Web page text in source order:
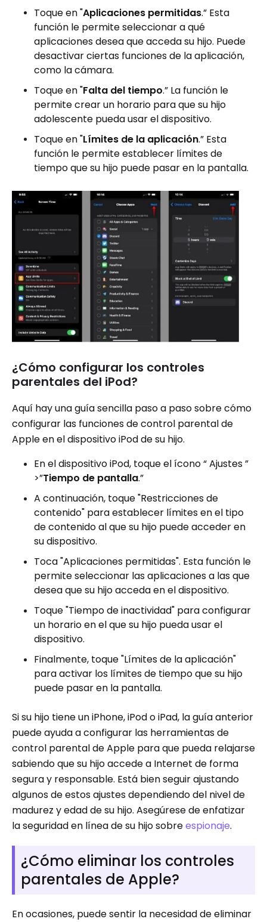
Toque en "Aplicaciones permitidas.” Esta
función le permite seleccionar a qué
aplicaciones desea que acceda su hijo. Puede
desactivar ciertas funciones de la aplicación,
como la cámara.
Toque en "Falta del tiempo.” La función le
permite crear un horario para que su hijo
adolescente pueda usar el dispositivo.
Toque en "Límites de la aplicación.” Esta
función le permite establecer límites de
tiempo que su hijo puede pasar en la pantalla.
¿Cómo configurar los controles
parentales del iPod?
Aquí hay una guía sencilla paso a paso sobre cómo
configurar las funciones de control parental de
Apple en el dispositivo iPod de su hijo.
En el dispositivo iPod, toque el ícono “ Ajustes ”
>”Tiempo de pantalla.”
A continuación, toque "Restricciones de
contenido" para establecer límites en el tipo
de contenido al que su hijo puede acceder en
su dispositivo.
Toca "Aplicaciones permitidas". Esta función le
permite seleccionar las aplicaciones a las que
desea que su hijo acceda en el dispositivo.
Toque "Tiempo de inactividad" para configurar
un horario en el que su hijo pueda usar el
dispositivo.
Finalmente, toque "Límites de la aplicación"
para activar los límites de tiempo que su hijo
puede pasar en la pantalla.
Si su hijo tiene un iPhone, iPod o iPad, la guía anterior
puede ayuda a configurar las herramientas de
control parental de Apple para que pueda relajarse
sabiendo que su hijo accede a Internet de forma
segura y responsable. Está bien seguir ajustando
algunos de estos ajustes dependiendo del nivel de
madurez y edad de su hijo. Asegúrese de enfatizar
la seguridad en línea de su hijo sobreespionaje.
¿Cómo eliminar los controles
parentales de Apple?
En ocasiones, puede sentir la necesidad de eliminar